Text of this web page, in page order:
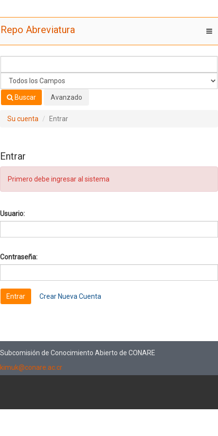
Repo Abreviatura
Buscar Avanzado
Su cuenta Entrar
Entrar
Primero debe ingresar al sistema
Usuario:
Contraseña:
Crear Nueva Cuenta
Subcomisión de Conocimiento Abierto de CONARE
kimuk@conare.ac.cr